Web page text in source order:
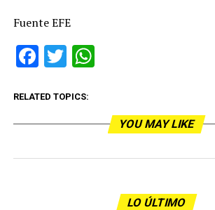
Fuente EFE
Facebook
TwitterWhatsApp
RELATED TOPICS:
YOU MAY LIKE
LO ÚLTIMO